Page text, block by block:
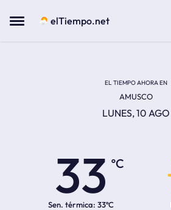
Menu elTiempo.net
EL TIEMPO AHORA EN
AMUSCO
LUNES, 10 AGO
33
ºC
Sen. térmica: 33ºC